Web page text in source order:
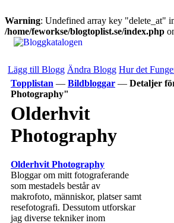
Warning: Undefined array key "delete_at"
/home/feworkse/blogtoplist.se/index.php
Lägg till Blogg Ändra Blogg Hur det
Topplistan — Bildbloggar — Detaljer
Photography"
Olderhvit
Photography
Olderhvit Photography
Bloggar om mitt fotograferande
som mestadels består av
makrofoto, människor, platser samt
resefotografi. Dessutom utforskar
jag diverse tekniker inom